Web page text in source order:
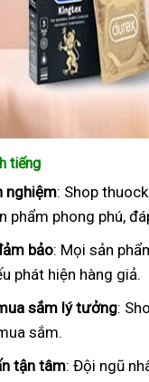
tiếng
nghiệm: Shop
phẩm phong phú,
bảo: Mọi sản
phát hiện hàng giả.
sắm lý tưởng:
sắm.
tận tâm: Đội ngũ